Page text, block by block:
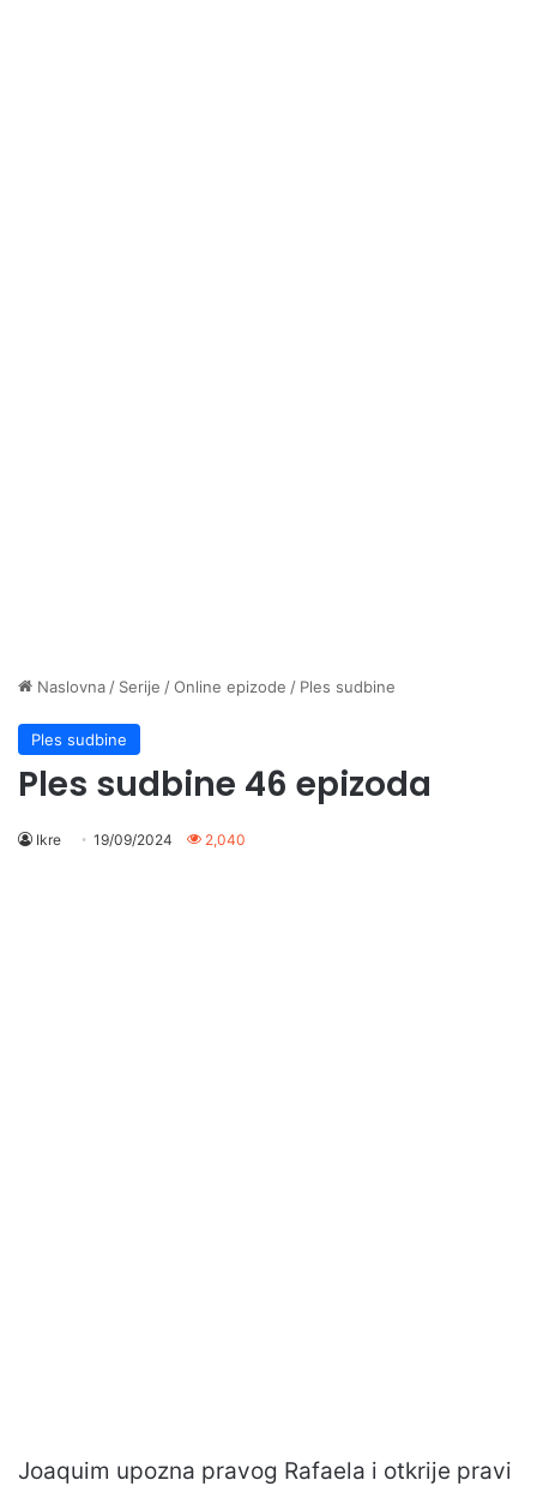
Naslovna / Serije /Online epizode / Ples sudbine
Ples sudbine
Ples sudbine 46 epizoda
Ikre 19/09/2024 2,040
Joaquim upozna pravog Rafaela i otkrije pravi